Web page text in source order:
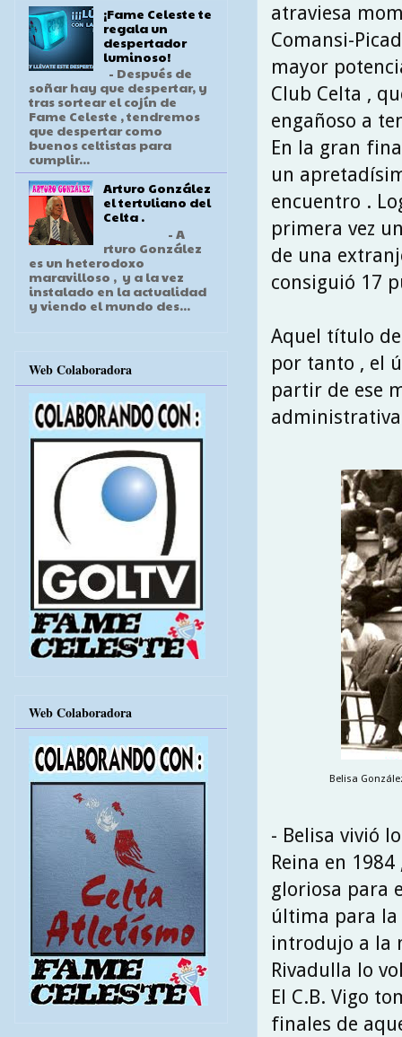
atraviesa
Comansi-
mayor
Club Celta ,
engañoso a
En la gran
un
encuentro .
primera vez
de una
consiguió 17
Aquel título
por tanto , el
partir de ese
Belisa
- Belisa vivió
Reina en
gloriosa para
última para la
introdujo a la
Rivadulla lo
El C.B. Vigo
finales de
¡Fame Celeste te
regala un
despertador
luminoso!
- Después de
soñar hay que despertar, y
tras sortear el cojín de
Fame Celeste , tendremos
que despertar como
buenos celtistas para
cumplir...
Arturo González
el tertuliano del
Celta .
- A
rturo González
es un heterodoxo
maravilloso , y a la vez
instalado en la actualidad
y viendo el mundo des...
Web Colaboradora
Web Colaboradora